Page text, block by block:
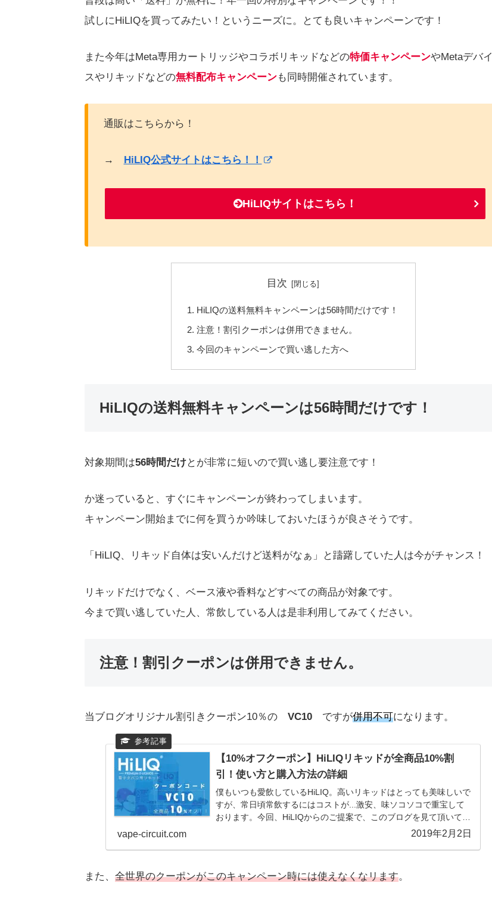
試しにHiLIQを買ってみたい！というニーズに。とても良いキャンペーンです！
また今年はMeta専用カートリッジやコラボリキッドなどの特価キャンペーンやMetaデバイ
スやリキッドなどの無料配布キャンペーンも同時開催されています。
通販はこちらから！
→ HiLIQ公式サイトはこちら！！
HiLIQサイトはこちら！
目次
HiLIQの送料無料キャンペーンは56時間だけです！
注意！割引クーポンは併用できません。
今回のキャンペーンで買い逃した方へ
HiLIQの送料無料キャンペーンは56時間だけです！
対象期間は56時間だけとが非常に短いので買い逃し要注意です！
か迷っていると、すぐにキャンペーンが終わってしまいます。
キャンペーン開始までに何を買うか吟味しておいたほうが良さそうです。
「HiLIQ、リキッド自体は安いんだけど送料がなぁ」と躊躇していた人は今がチャンス！
リキッドだけでなく、ベース液や香料などすべての商品が対象です。
今まで買い逃していた人、常飲している人は是非利用してみてください。
注意！割引クーポンは併用できません。
当ブログオリジナル割引きクーポン10％の VC10 ですが併用不可になります。
【10%オフクーポン】HiLIQリキッドが全商品10%割
引！使い方と購入方法の詳細
僕もいつも愛飲しているHiLIQ。高いリキッドはとっても美味しいで
すが、常日頃常飲するにはコストが...激安、味ソコソコで重宝して
おります。今回、HiLIQからのご提案で、このブログを見て頂いてい
vape-circuit.com 2019年2月2日
また、 全世界のクーポンがこのキャンペーン時には使えなくなリます。